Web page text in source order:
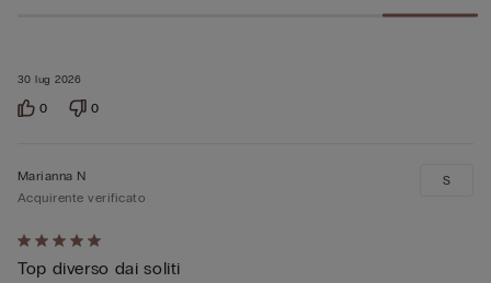
30 lug 2026
0 0
Valutato
5
Marianna N
Acquirente verificato
Top diverso dai soliti
S